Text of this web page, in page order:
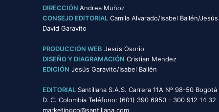
DIRECCIÓN Andrea Muñoz
CONSEJO EDITORIAL Camila Alvarado/Isabel Ballén/Jesús
David Garavito
PRODUCCIÓN WEB Jesús Osorio
DISEÑO Y DIAGRAMACIÓN Cristian Mendez
EDICIÓN Jesús Garavito/Isabel Ballén
EDITORIAL Santillana S.A.S. Carrera 11A Nº 98-50 Bogotá
D. C. Colombia Teléfono: (601) 390 6950 - 300 912 14 32
marketingco@santillana.com